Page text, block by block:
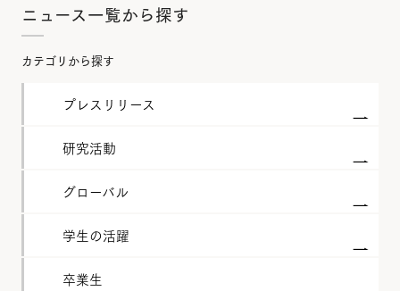
ニュース一覧から探す
カテゴリから探す
プレスリリース
研究活動
グローバル
学生の活躍
卒業生